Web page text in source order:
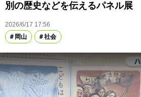
別の歴史などを伝えるパネル展
2026/6/17 17:56
岡山
社会